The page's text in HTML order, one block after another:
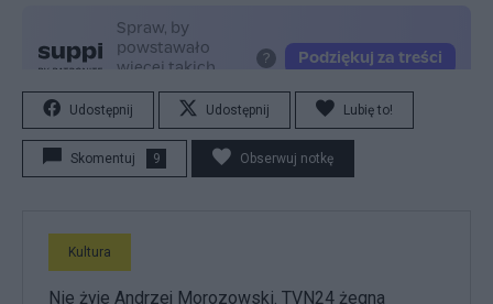
Udostępnij Udostępnij Lubię to!
Skomentuj 9 Obserwuj notkę
Kultura
Nie żyje Andrzej Morozowski. TVN24 żegna